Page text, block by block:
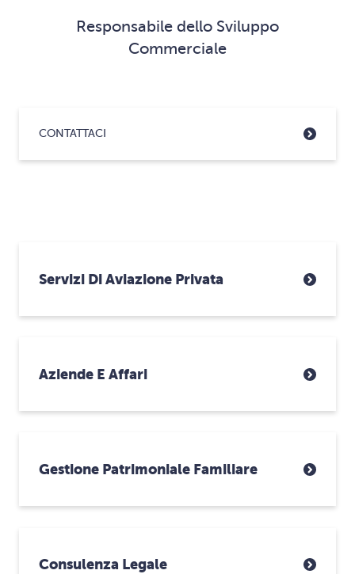
Responsabile dello Sviluppo
Commerciale
CONTATTACI
Servizi Di Aviazione Privata
Aziende E Affari
Gestione Patrimoniale Familiare
Consulenza Legale